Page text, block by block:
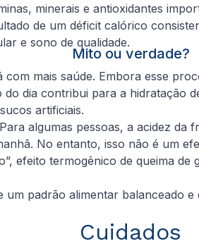
minerais e antioxidantes
de um déficit calórico
e sono de qualidade.
Mito ou verdade?
mais saúde. Embora esse
dia contribui para a hidratação
artificiais.
algumas pessoas, a acidez
No entanto, isso não é um
efeito termogênico de queima
padrão alimentar balanceado
Cuidados